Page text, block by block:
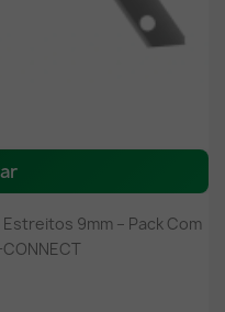
9mm – Pack Com